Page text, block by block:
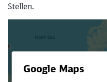
Stellen.